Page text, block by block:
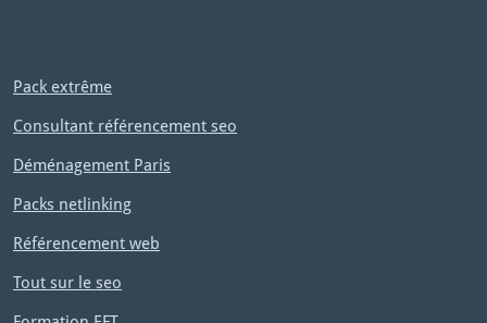
tPack extrême
Consultant référencement seo
Déménagement Paris
Packs netlinking
Référencement web
Tout sur le seo